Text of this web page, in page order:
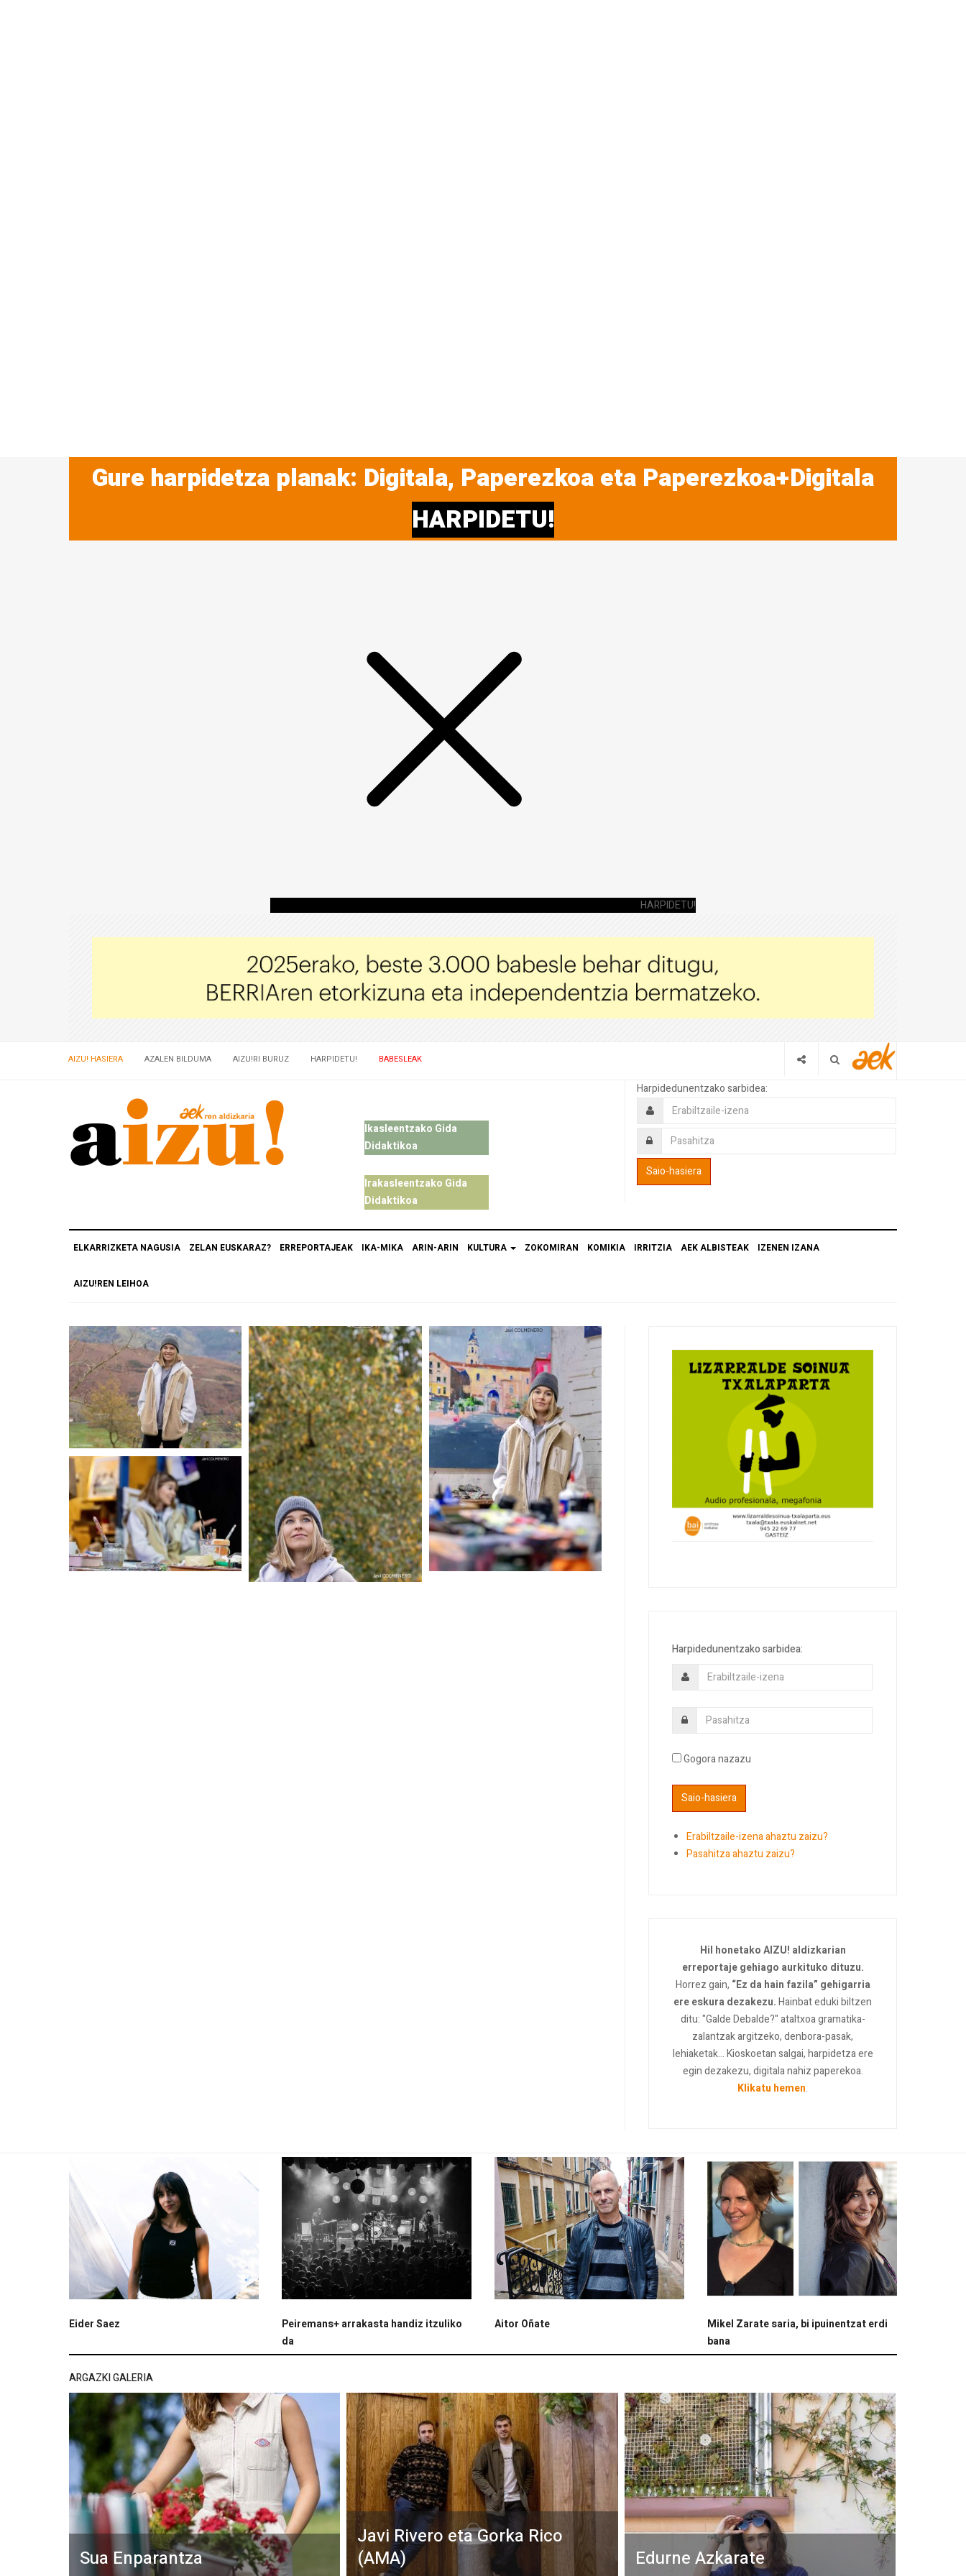
Gure harpidetza planak: Digitala, Paperezkoa eta Paperezkoa+Digitala
HARPIDETU!
HARPIDETU!
AIZU! HASIERA AZALEN BILDUMA AIZU!RI BURUZ HARPIDETU! BABESLEAK
Ikasleentzako Gida
Didaktikoa
Irakasleentzako Gida
Didaktikoa
Harpidedunentzako sarbidea:
ELKARRIZKETA NAGUSIA ZELAN EUSKARAZ? ERREPORTAJEAK IKA-MIKA ARIN-ARIN KULTURA ZOKOMIRAN KOMIKIA IRRITZIA AEK ALBISTEAK IZENEN IZANA
AIZU!REN LEIHOA
Harpidedunentzako sarbidea:
Gogora nazazu
Erabiltzaile-izena ahaztu zaizu?
Pasahitza ahaztu zaizu?
Hil honetako AIZU! aldizkarian
erreportaje gehiago aurkituko dituzu.
Horrez gain, “Ez da hain fazila” gehigarria
ere eskura dezakezu.Hainbat eduki biltzen
ditu: "Galde Debalde?" ataltxoa gramatika-
zalantzak argitzeko, denbora-pasak,
lehiaketak... Kioskoetan salgai, harpidetza ere
egin dezakezu, digitala nahiz paperekoa.
Klikatu hemen.
Eider Saez
Peiremans+ arrakasta handiz itzuliko
da
Aitor Oñate
Mikel Zarate saria, bi ipuinentzat erdi
bana
ARGAZKI GALERIA
Sua Enparantza
Javi Rivero eta Gorka Rico
(AMA)
Edurne Azkarate